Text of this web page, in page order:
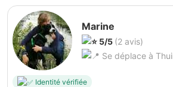
Marine
5/5 (2 avis)
Se déplace à
Identité vérifiée